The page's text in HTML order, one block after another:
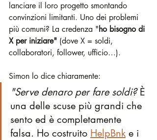
lanciare il loro progetto smontando
convinzioni limitanti. Uno dei problemi
più comuni? La credenza "ho bisogno di
X per iniziare" (dove X = soldi,
collaboratori, follower, ufficio…).
Simon lo dice chiaramente:
"Serve denaro per fare soldi? È
una delle scuse più grandi che
sento ed è completamente
falsa. Ho costruito HelpBnk e i